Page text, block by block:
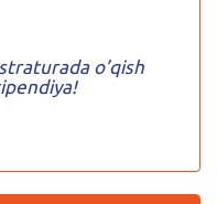
o’qish